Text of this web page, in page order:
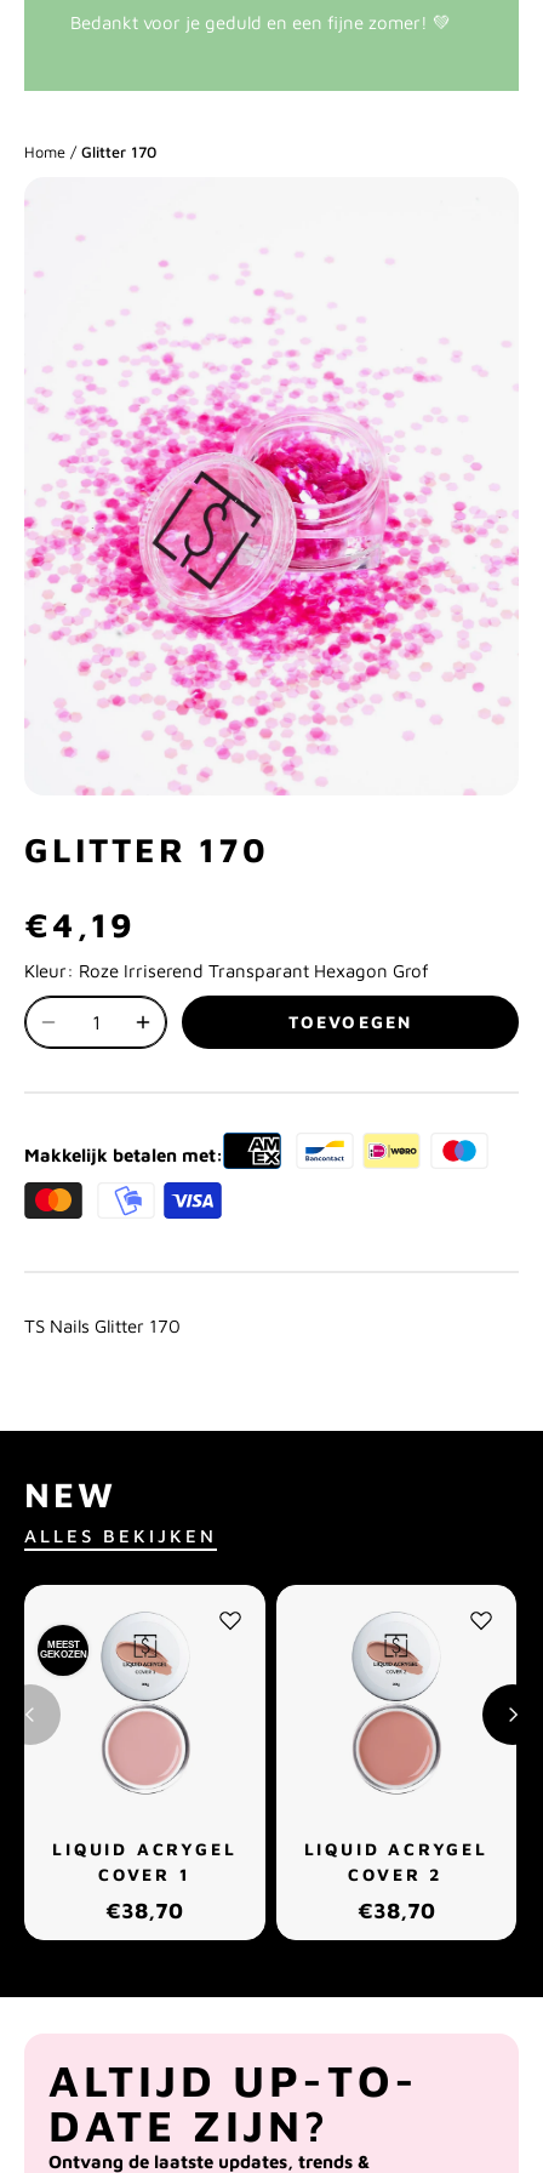
Bedankt voor je geduld en een fijne zomer! 💚
Home / Glitter 170
GLITTER 170
€4,19
Kleur: Roze Irriserend Transparant Hexagon Grof
TOEVOEGEN
Makkelijk betalen met:
TS Nails Glitter 170
NEW
ALLES BEKIJKEN
MEEST
GEKOZEN
LIQUID ACRYGEL
COVER 1
€38,70
LIQUID ACRYGEL
COVER 2
€38,70
ALTIJD UP-TO-
DATE ZIJN?
Ontvang de laatste updates, trends &